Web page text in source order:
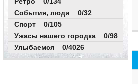
События, люди 0/32
Спорт 0/105
Ужасы нашего городка 0/98
Улыбаемся 0/4026